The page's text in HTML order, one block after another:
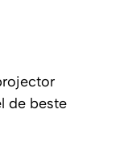
de beste